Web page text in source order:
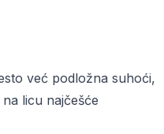
već podložna suhoći,
licu najčešće